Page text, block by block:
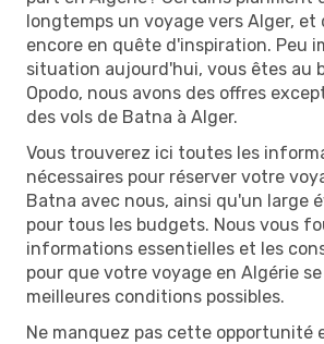
longtemps un voyage vers Alger, et
encore en quête d'inspiration. Peu
situation aujourd'hui, vous êtes au
Opodo, nous avons des offres
des vols de Batna à Alger.
Vous trouverez ici toutes les
nécessaires pour réserver votre
Batna avec nous, ainsi qu'un large
pour tous les budgets. Nous vous
informations essentielles et les
pour que votre voyage en Algérie
meilleures conditions possibles.
Ne manquez pas cette opportunité